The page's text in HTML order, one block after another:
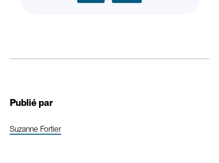
Publié par
Suzanne Fortier